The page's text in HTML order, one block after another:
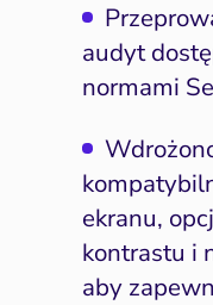
audyt
normami
ekranu,
kontrastu i
aby